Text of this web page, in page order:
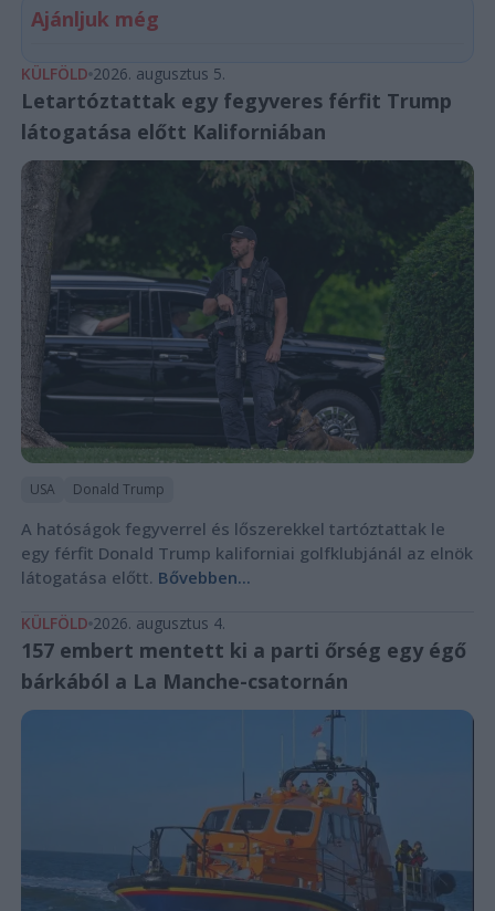
Ajánljuk még
KÜLFÖLD 2026. augusztus 5.
Letartóztattak egy fegyveres férfit Trump
látogatása előtt Kaliforniában
USA Donald Trump
A hatóságok fegyverrel és lőszerekkel tartóztattak le
egy férfit Donald Trump kaliforniai golfklubjánál az elnök
látogatása előtt. Bővebben...
KÜLFÖLD 2026. augusztus 4.
157 embert mentett ki a parti őrség egy égő
bárkából a La Manche-csatornán